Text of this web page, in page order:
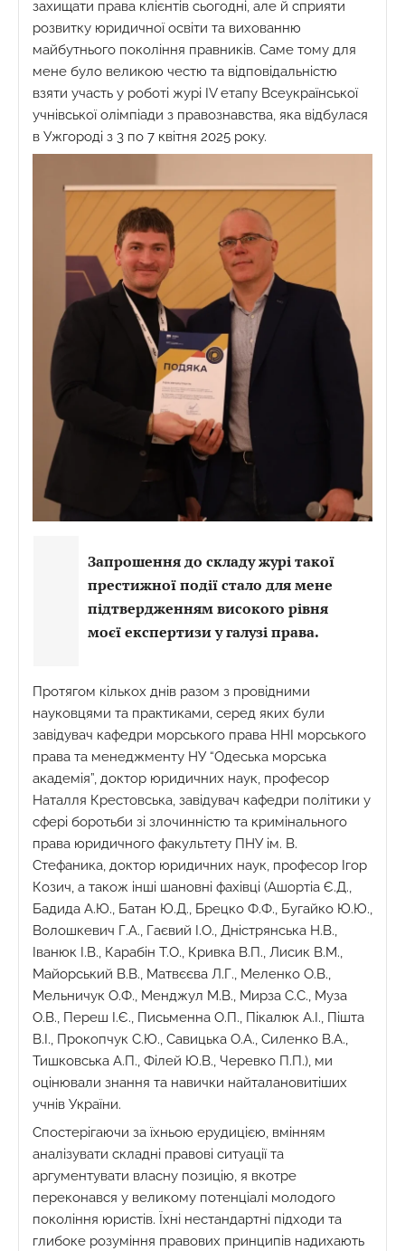
захищати права клієнтів сьогодні, але й сприяти
розвитку юридичної освіти та вихованню
майбутнього покоління правників. Саме тому для
мене було великою честю та відповідальністю
взяти участь у роботі журі IV етапу Всеукраїнської
учнівської олімпіади з правознавства, яка відбулася
в Ужгороді з 3 по 7 квітня 2025 року.
Запрошення до складу журі такої
престижної події стало для мене
підтвердженням високого рівня
моєї експертизи у галузі права.
Протягом кількох днів разом з провідними
науковцями та практиками, серед яких були
завідувач кафедри морського права ННІ морського
права та менеджменту НУ “Одеська морська
академія”, доктор юридичних наук, професор
Наталля Крестовська, завідувач кафедри політики у
сфері боротьби зі злочинністю та кримінального
права юридичного факультету ПНУ ім. В.
Стефаника, доктор юридичних наук, професор Ігор
Козич, а також інші шановні фахівці (Ашортіа Є.Д.,
Бадида А.Ю., Батан Ю.Д., Брецко Ф.Ф., Бугайко Ю.Ю.,
Волошкевич Г.А., Гаєвий І.О., Дністрянська Н.В.,
Іванюк І.В., Карабін Т.О., Кривка В.П., Лисик В.М.,
Майорський В.В., Матвєєва Л.Г., Меленко О.В.,
Мельничук О.Ф., Менджул М.В., Мирза С.С., Муза
О.В., Переш І.Є., Письменна О.П., Пікалюк А.І., Пішта
В.І., Прокопчук С.Ю., Савицька О.А., Силенко В.А.,
Тишковська А.П., Філей Ю.В., Черевко П.П.), ми
оцінювали знання та навички найталановитіших
учнів України.
Спостерігаючи за їхньою ерудицією, вмінням
аналізувати складні правові ситуації та
аргументувати власну позицію, я вкотре
переконався у великому потенціалі молодого
покоління юристів. Їхні нестандартні підходи та
глибоке розуміння правових принципів надихають